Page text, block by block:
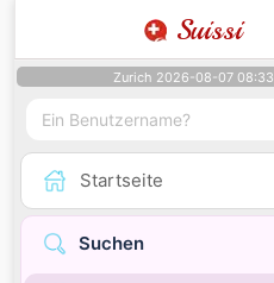
Suissi
Zurich 2026-08-07 08:33
Startseite
Suchen